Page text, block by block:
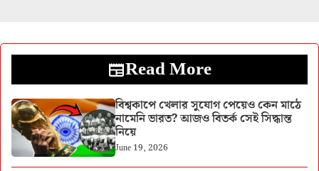
Read More
বিশ্বকাপে খেলার সুযোগ পেয়েও কেন মাঠে
নামেনি ভারত? আজও বিতর্ক সেই সিদ্ধান্ত
নিয়ে
June 19, 2026